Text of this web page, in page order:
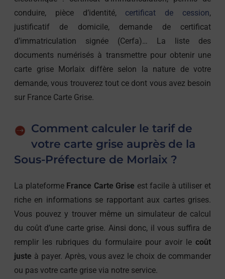
conduire, pièce d’identité, certificat de cession,
justificatif de domicile, demande de certificat
d’immatriculation signée (Cerfa)… La liste des
documents numérisés à transmettre pour obtenir une
carte grise Morlaix diffère selon la nature de votre
demande, vous trouverez tout ce dont vous avez besoin
sur France Carte Grise.
Comment calculer le tarif de
votre carte grise auprès de la
Sous-Préfecture de Morlaix ?
La plateforme France Carte Grise est facile à utiliser et
riche en informations se rapportant aux cartes grises.
Vous pouvez y trouver même un simulateur de calcul
du coût d’une carte grise. Ainsi donc, il vous suffira de
remplir les rubriques du formulaire pour avoir le coût
juste à payer. Après, vous avez le choix de commander
ou pas votre carte grise via notre service.